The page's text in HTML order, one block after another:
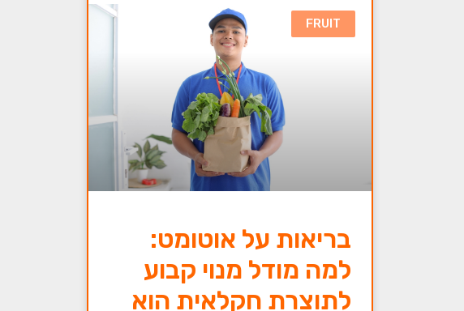
FRUIT
בריאות על אוטומט:
למה מודל מנוי קבוע
לתוצרת חקלאית הוא